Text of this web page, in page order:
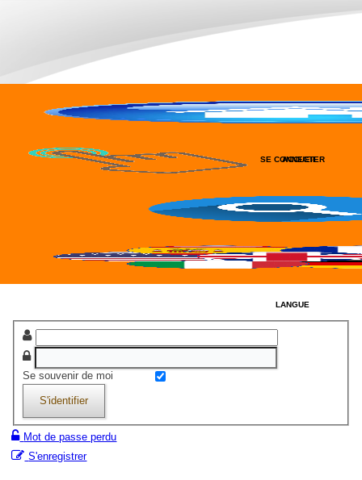
ACCUEIL
SE CONNECTER
RECHERCHER
LANGUE
Se souvenir de moi
S'identifier
Mot de passe perdu
S'enregistrer